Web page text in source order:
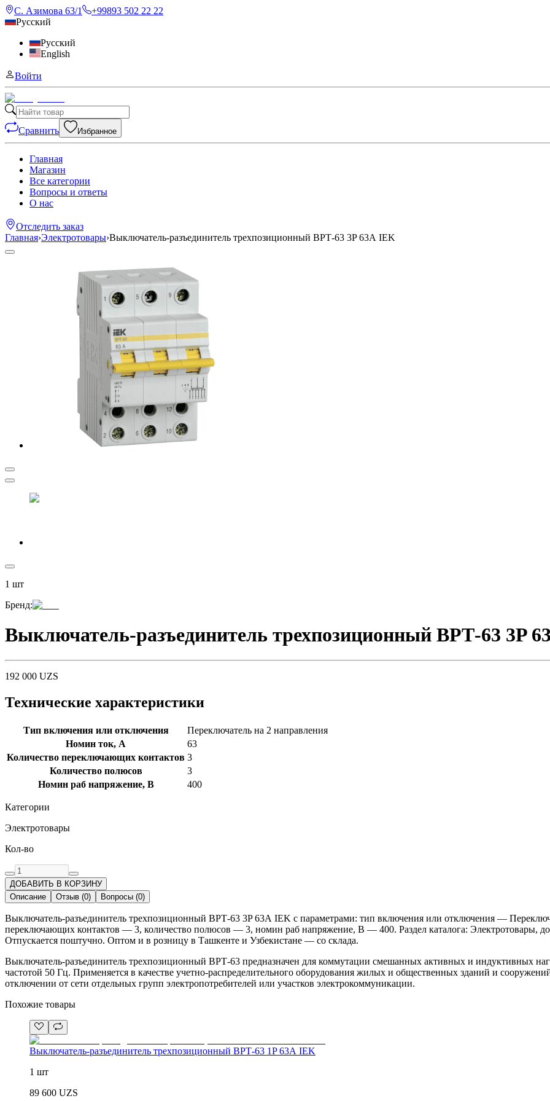
С. Азимова 63/1
+99893 502 22 22
Русский
Русский
English
Войти
Сравнить Избранное
Главная
Магазин
Все категории
Вопросы и ответы
О нас
Отследить заказ
Главная›Электротовары›Выключатель-разъединитель трехпозиционный ВРТ-63 3P 63А IEK
1 шт
Бренд:
Выключатель-разъединитель трехпозиционный ВРТ-63 3P
192 000 UZS
Технические характеристики
Тип включения или отключения
Переключатель на 2 направления
Номин ток, А
63
Количество переключающих контактов 3
Количество полюсов
3
Номин раб напряжение, В
400
Категории
Электротовары
Кол-во
ДОБАВИТЬ В КОРЗИНУ
Описание
Отзыв (0) Вопросы (0)
Выключатель-разъединитель трехпозиционный ВРТ-63 3P 63А IEK с параметрами: тип включения или отключения —
переключающих контактов — 3, количество полюсов — 3, номин раб напряжение, В — 400. Раздел каталога: Электротовары,
Отпускается поштучно. Оптом и в розницу в Ташкенте и Узбекистане — со склада.
Выключатель-разъединитель трехпозиционный ВРТ-63 предназначен для коммутации смешанных активных и индуктивных
частотой 50 Гц. Применяется в качестве учетно-распределительного оборудования жилых и общественных зданий и
отключении от сети отдельных групп электропотребителей или участков электрокоммуникации.
Похожие товары
Выключатель-разъединитель трехпозиционный ВРТ-63 1P 63А IEK
1 шт
89 600 UZS